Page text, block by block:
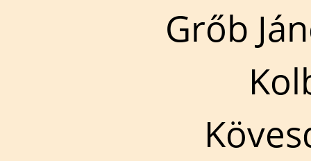
Grőb